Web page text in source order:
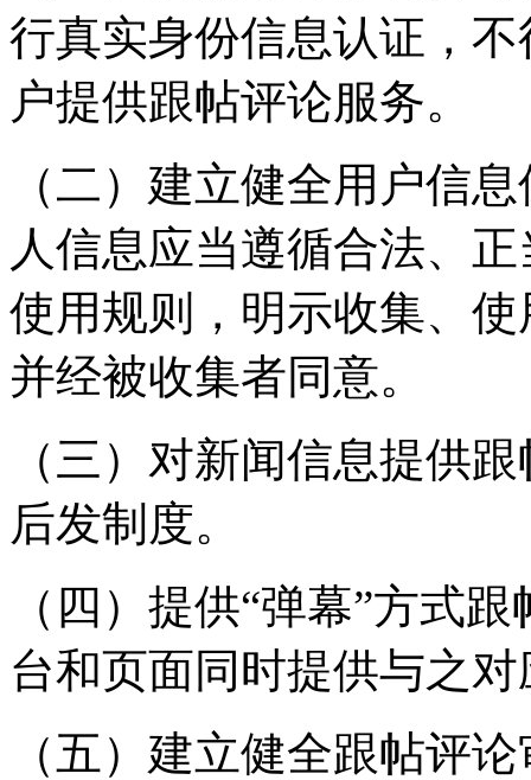
行真实身份信息认证，
户提供跟帖评论服务。
（二）建立健全用户信
人信息应当遵循合法、
使用规则，明示收集、
并经被收集者同意。
（三）对新闻信息提供
后发制度。
（四）提供“弹幕”方式
台和页面同时提供与之
（五）建立健全跟帖评